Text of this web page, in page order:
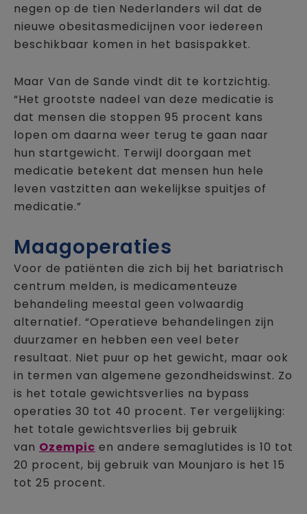
negen op de tien Nederlanders wil dat de
nieuwe obesitasmedicijnen voor iedereen
beschikbaar komen in het basispakket.
Maar Van de Sande vindt dit te kortzichtig.
“Het grootste nadeel van deze medicatie is
dat mensen die stoppen 95 procent kans
lopen om daarna weer terug te gaan naar
hun startgewicht. Terwijl doorgaan met
medicatie betekent dat mensen hun hele
leven vastzitten aan wekelijkse spuitjes of
medicatie.”
Maagoperaties
Voor de patiënten die zich bij het bariatrisch
centrum melden, is medicamenteuze
behandeling meestal geen volwaardig
alternatief. “Operatieve behandelingen zijn
duurzamer en hebben een veel beter
resultaat. Niet puur op het gewicht, maar ook
in termen van algemene gezondheidswinst. Zo
is het totale gewichtsverlies na bypass
operaties 30 tot 40 procent. Ter vergelijking:
het totale gewichtsverlies bij gebruik
van Ozempic en andere semaglutides is 10 tot
20 procent, bij gebruik van Mounjaro is het 15
tot 25 procent.